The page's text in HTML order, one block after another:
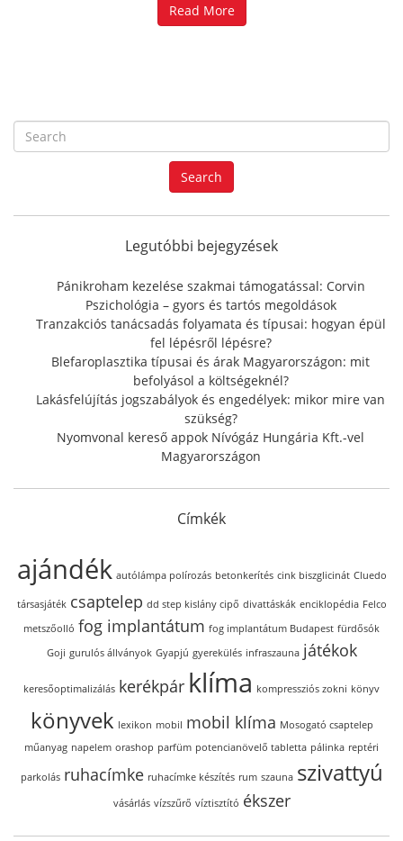
Read More
e
a
r
f
r
:
Search
Legutóbbi bejegyzések
Pánikroham kezelése szakmai támogatással: Corvin
Pszichológia – gyors és tartós megoldások
Tranzakciós tanácsadás folyamata és típusai: hogyan épül
fel lépésről lépésre?
Blefaroplasztika típusai és árak Magyarországon: mit
befolyásol a költségeknél?
Lakásfelújítás jogszabályok és engedélyek: mikor mire van
szükség?
Nyomvonal kereső appok Nívógáz Hungária Kft.-vel
Magyarországon
Címkék
ajándék autólámpa polírozás betonkerítés cink biszglicinát Cluedo
társasjáték csaptelep dd step kislány cipő divattáskák enciklopédia Felco
metszőolló fog implantátum fog implantátum Budapest fürdősók
Goji gurulós állványok Gyapjú gyerekülés infraszauna játékok
keresőoptimalizálás kerékpár klíma kompressziós zokni könyv
könyvek lexikon mobil mobil klíma Mosogató csaptelep
műanyag napelem orashop parfüm potencianövelő tabletta pálinka reptéri
parkolás ruhacímke ruhacímke készítés rum szauna szivattyú
vásárlás vízszűrő víztisztító ékszer